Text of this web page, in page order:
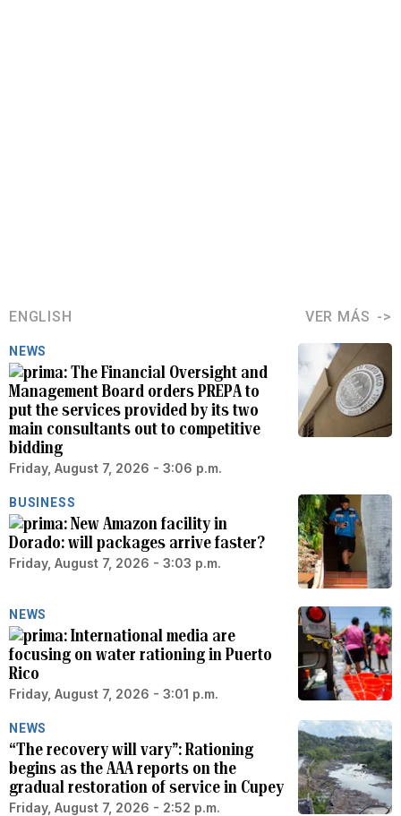
ENGLISH VER MÁS
NEWS
The Financial Oversight and
Management Board orders PREPA to
put the services provided by its two
main consultants out to competitive
bidding
Friday, August 7, 2026 - 3:06 p.m.
BUSINESS
New Amazon facility in
Dorado: will packages arrive faster?
Friday, August 7, 2026 - 3:03 p.m.
NEWS
International media are
focusing on water rationing in Puerto
Rico
Friday, August 7, 2026 - 3:01 p.m.
NEWS
“The recovery will vary”: Rationing
begins as the AAA reports on the
gradual restoration of service in Cupey
Friday, August 7, 2026 - 2:52 p.m.